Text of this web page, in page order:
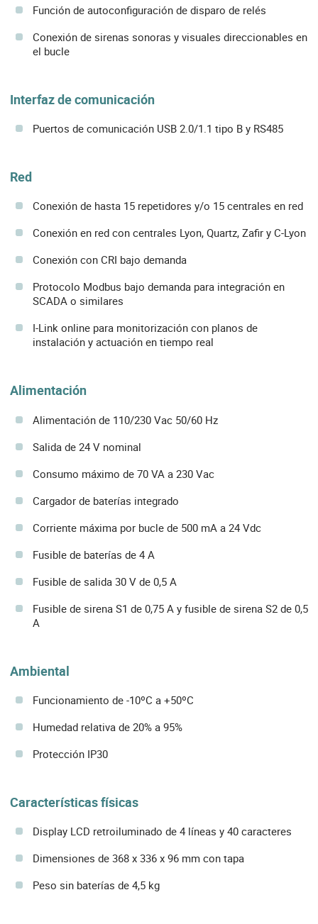
Función de autoconfiguración de disparo de relés
Conexión de sirenas sonoras y visuales direccionables en
el bucle
Interfaz de comunicación
Puertos de comunicación USB 2.0/1.1 tipo B y RS485
Red
Conexión de hasta 15 repetidores y/o 15 centrales en red
Conexión en red con centrales Lyon, Quartz, Zafir y C-Lyon
Conexión con CRI bajo demanda
Protocolo Modbus bajo demanda para integración en
SCADA o similares
I-Link online para monitorización con planos de
instalación y actuación en tiempo real
Alimentación
Alimentación de 110/230 Vac 50/60 Hz
Salida de 24 V nominal
Consumo máximo de 70 VA a 230 Vac
Cargador de baterías integrado
Corriente máxima por bucle de 500 mA a 24 Vdc
Fusible de baterías de 4 A
Fusible de salida 30 V de 0,5 A
Fusible de sirena S1 de 0,75 A y fusible de sirena S2 de 0,5
A
Ambiental
Funcionamiento de -10ºC a +50ºC
Humedad relativa de 20% a 95%
Protección IP30
Características físicas
Display LCD retroiluminado de 4 líneas y 40 caracteres
Dimensiones de 368 x 336 x 96 mm con tapa
Peso sin baterías de 4,5 kg